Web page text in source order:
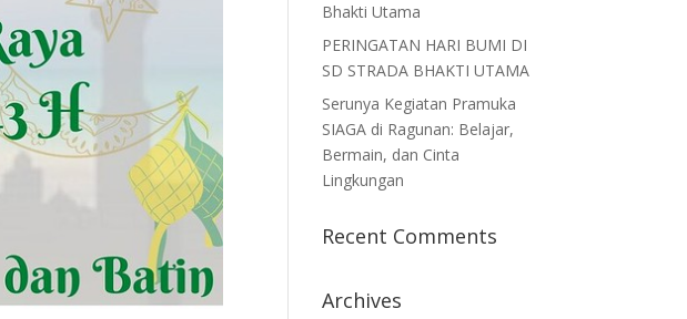
Bhakti Utama
PERINGATAN HARI BUMI DI
SD STRADA BHAKTI UTAMA
Serunya Kegiatan Pramuka
SIAGA di Ragunan: Belajar,
Bermain, dan Cinta
Lingkungan
Recent Comments
Archives